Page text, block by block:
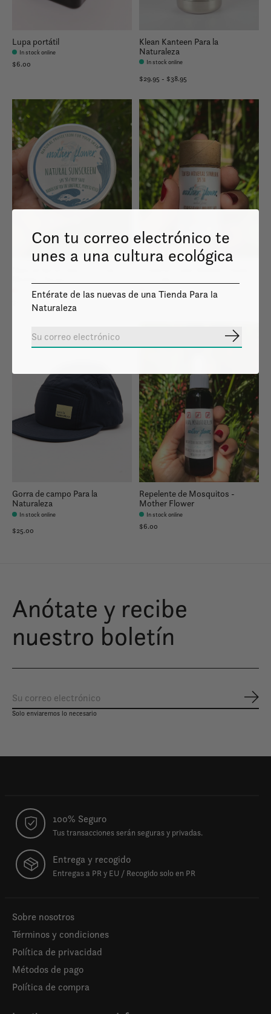
Lupa portátil
In stock online
$6.00
Klean Kanteen Para la
Naturaleza
In stock online
$29.95 - $38.95
Out of stock online
$20.00
Out of stock online
Gorra de campo Para la
Naturaleza
In stock online
$25.00
Repelente de Mosquitos -
Mother Flower
In stock online
$6.00
Anótate y recibe
nuestro boletín
Solo enviaremos lo necesario
100% Seguro
Tus transacciones serán seguras y privadas.
Entrega y recogido
Entregas a PR y EU / Recogido solo en PR
Sobre nosotros
Términos y condiciones
Política de privacidad
Métodos de pago
Política de compra
Con tu correo electrónico te
unes a una cultura ecológica
Entérate de las nuevas de una Tienda Para la
Naturaleza